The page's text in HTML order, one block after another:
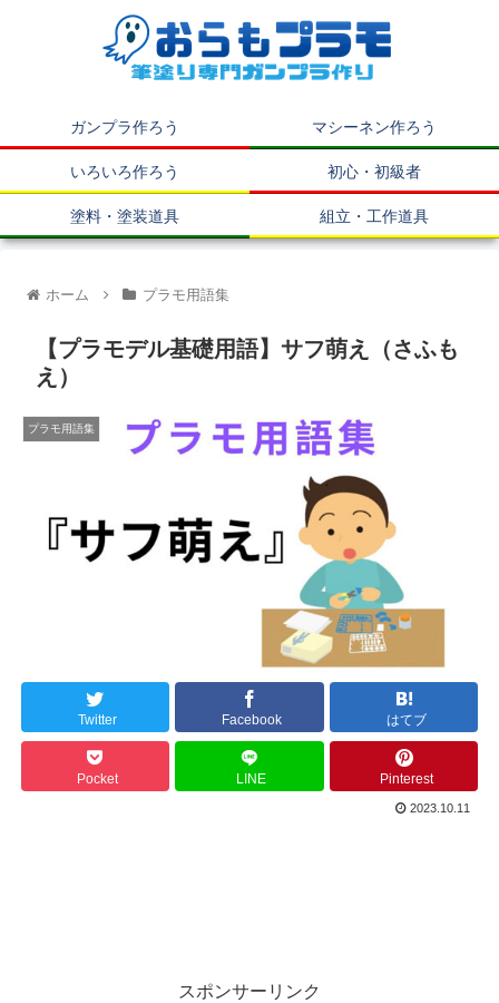
ガンプラ作ろう マシーネン作ろう
いろいろ作ろう 初心・初級者
塗料・塗装道具 組立・工作道具
ホーム プラモ用語集
【プラモデル基礎用語】サフ萌え（さふも
え）
プラモ用語集
Twitter Facebook はてブ
Pocket LINE Pinterest
2023.10.11
スポンサーリンク